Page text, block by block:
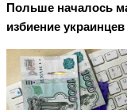
Польше началось
избиение украинцев